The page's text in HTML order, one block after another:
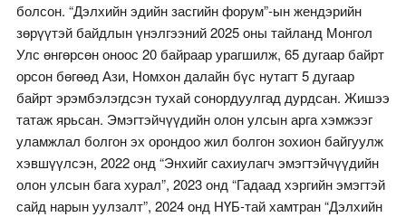
болсон. “Дэлхийн эдийн засгийн форум”-ын жендэрийн
зөрүүтэй байдлын үнэлгээний 2025 оны тайланд Монгол
Улс өнгөрсөн оноос 20 байраар урагшилж, 65 дугаар байрт
орсон бөгөөд Ази, Номхон далайн бүс нутагт 5 дугаар
байрт эрэмбэлэгдсэн тухай сонордуулгад дурдсан. Жишээ
татаж ярьсан. Эмэгтэйчүүдийн олон улсын арга хэмжээг
уламжлал болгон эх орондоо жил болгон зохион байгуулж
хэвшүүлсэн, 2022 онд “Энхийг сахиулагч эмэгтэйчүүдийн
олон улсын бага хурал”, 2023 онд “Гадаад хэргийн эмэгтэй
сайд нарын уулзалт”, 2024 онд НҮБ-тай хамтран “Дэлхийн